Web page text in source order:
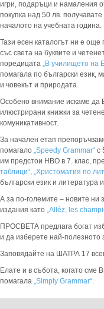
игри, подаръци и намаления
покупка над 50 лв.
началото на учебната година.
Тази есен каталогът ни е още
със света на буквите и
поредицата „В училището на
помагала по български език,
и човекът и природата.
Особено внимание искаме да
илюстрирани книжки за
комуникативност.
За начален етап
помагало „Speedy Grammar“ с
им предстои НВО в 7. клас,
таблици“, „Христоматия по
български език и литература
А за по-големите – новите ни
издания като „Alléz, les
ПРОСВЕТА предлага богат
и да изберете най-полезното
Заповядайте на ШАТРА 17
Елате и в събота, когато сме
помагала „Simply Grammar“.